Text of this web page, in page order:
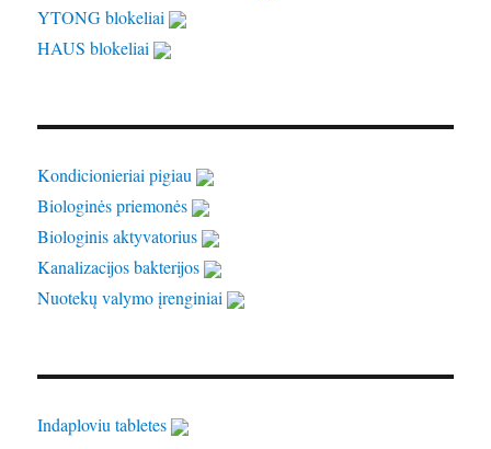
YTONG blokeliai
HAUS blokeliai
Kondicionieriai pigiau
Biologinės priemonės
Biologinis aktyvatorius
Kanalizacijos bakterijos
Nuotekų valymo įrenginiai
Indaploviu tabletes